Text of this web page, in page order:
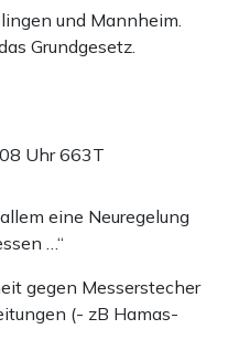
und Mannheim.
Grundgesetz.
Uhr663T
eine Neuregelung
…“
gegen Messerstecher
(- zB Hamas-